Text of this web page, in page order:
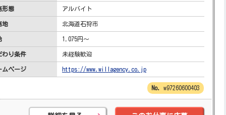
形態 アルバイト
地 北海道石狩市
1,075円～
わり条件 未経験歓迎
ムページ https://www.willagency.co.jp
w97260600403